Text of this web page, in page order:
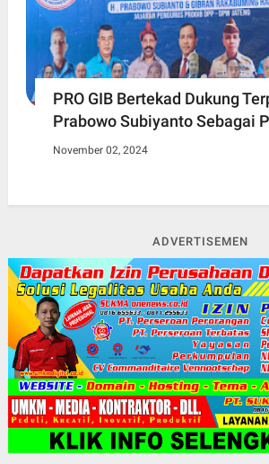
PRO GIB Bertekad Dukung
Prabowo Subiyanto Sebagai
November 02, 2024
ADVERTISEMEN